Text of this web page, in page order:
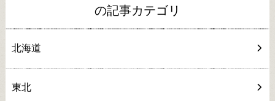
の記事カテゴリ
北海道
東北